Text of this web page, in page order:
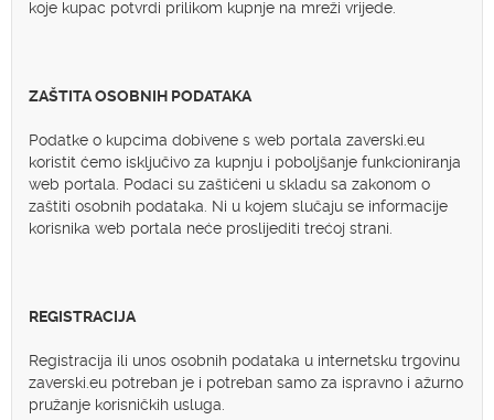
koje kupac potvrdi prilikom kupnje na mreži vrijede.
ZAŠTITA OSOBNIH PODATAKA
Podatke o kupcima dobivene s web portala zaverski.eu
koristit ćemo isključivo za kupnju i poboljšanje funkcioniranja
web portala. Podaci su zaštićeni u skladu sa zakonom o
zaštiti osobnih podataka. Ni u kojem slučaju se informacije
korisnika web portala neće proslijediti trećoj strani.
REGISTRACIJA
Registracija ili unos osobnih podataka u internetsku trgovinu
zaverski.eu potreban je i potreban samo za ispravno i ažurno
pružanje korisničkih usluga.